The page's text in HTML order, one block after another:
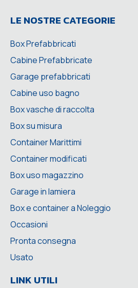
LE NOSTRE CATEGORIE
Box Prefabbricati
Cabine Prefabbricate
Garage prefabbricati
Cabine uso bagno
Box vasche di raccolta
Box su misura
Container Marittimi
Container modificati
Box uso magazzino
Garage in lamiera
Box e container a Noleggio
Occasioni
Pronta consegna
Usato
LINK UTILI